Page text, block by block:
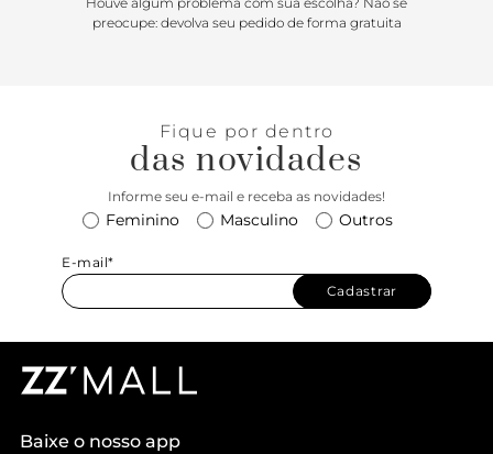
sobre um dos ombros ou ainda bem à frente do corpo para
preocupe: devolva seu pedido de forma gratuita
Fique por dentro
das novidades
Informe seu e-mail e receba as novidades!
Feminino Masculino Outros
E-mail*
Cadastrar
Baixe o nosso app